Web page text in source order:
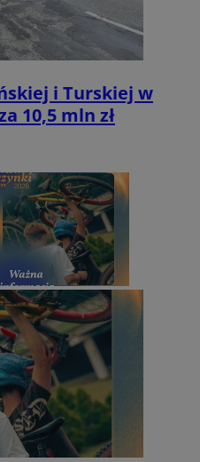
i Turskiej w
10,5 mln zł